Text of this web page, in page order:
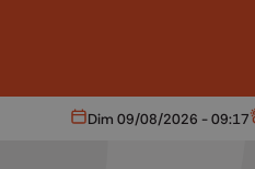
Aujourd'hui
Dim 09/08/2026 - 09:17